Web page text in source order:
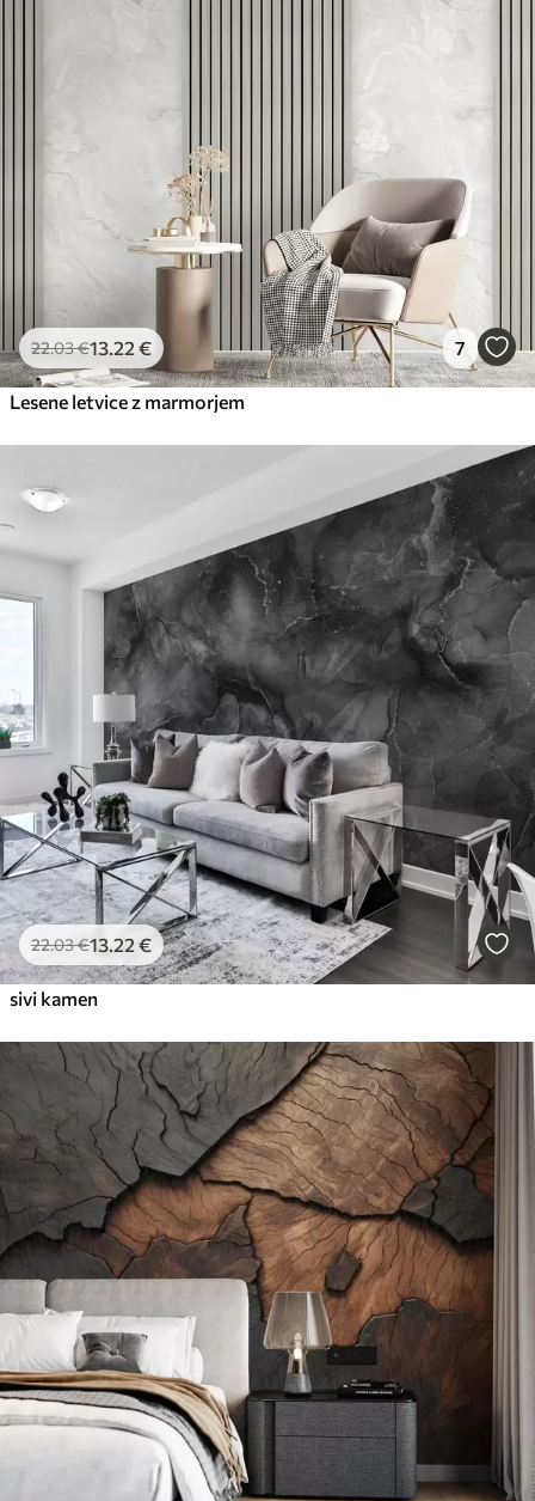
22.03€13 .22 € 7
Lesene letvice z marmorjem
22.03€13.22 €
sivi kamen